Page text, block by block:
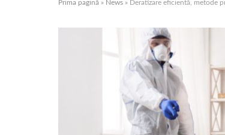
Prima pagină » News » Deratizare eficientă, metode